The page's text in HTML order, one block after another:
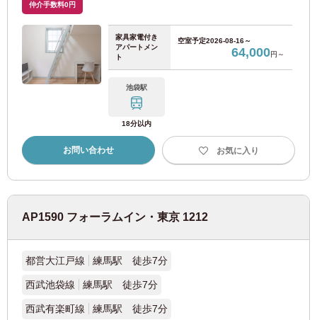
仲介手数料0円
家具家電付き
アパートメン
ト
空室予定2026-08-16～
64,000円～
池袋駅
18分以内
お問い合わせ お気に入り
AP1590 フォーラムイン・東京 1212
都営大江戸線 練馬駅 徒歩7分
西武池袋線 練馬駅 徒歩7分
西武有楽町線 練馬駅 徒歩7分
京福電気鉄道
京福電鉄嵐山本線
京都市営地下鉄烏丸線 (2)
京都市営地下鉄東西線 (1)
奈良
近畿日本鉄道